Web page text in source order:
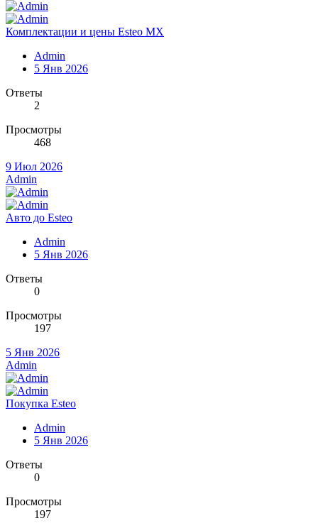
Комплектации и цены Esteo MX
Admin
5 Янв 2026
Ответы
2
Просмотры
468
9 Июл 2026
Admin
Авто до Esteo
Admin
5 Янв 2026
Ответы
0
Просмотры
197
5 Янв 2026
Admin
Покупка Esteo
Admin
5 Янв 2026
Ответы
0
Просмотры
197